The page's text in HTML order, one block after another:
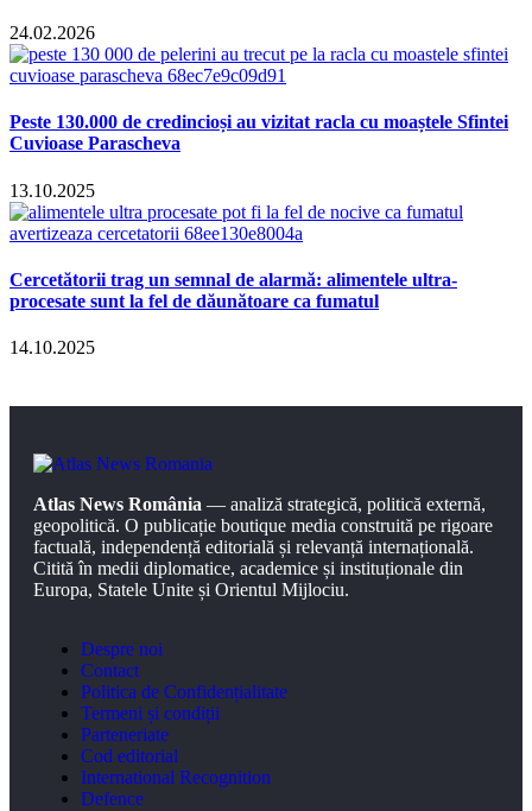
24.02.2026
Peste 130.000 de credincioși au vizitat racla cu moaștele Sfintei
Cuvioase Parascheva
13.10.2025
Cercetătorii trag un semnal de alarmă: alimentele ultra-
procesate sunt la fel de dăunătoare ca fumatul
14.10.2025
Atlas News România — analiză strategică, politică externă,
geopolitică. O publicație boutique media construită pe rigoare
factuală, independență editorială și relevanță internațională.
Citită în medii diplomatice, academice și instituționale din
Europa, Statele Unite și Orientul Mijlociu.
Despre noi
Contact
Politica de Confidențialitate
Termeni și condiții
Parteneriate
Cod editorial
International Recognition
Defence